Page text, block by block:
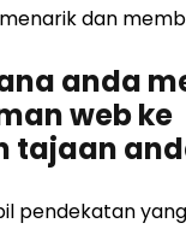
dan
anda
web ke
tajaan
pendekatan